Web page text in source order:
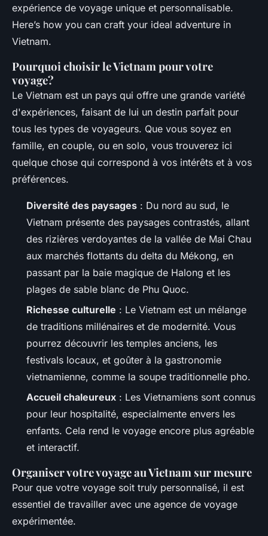
expérience de voyage unique et personnalisable.
Here’s how you can craft your ideal adventure in
Vietnam.
Pourquoi choisir le Vietnam pour votre
voyage?
Le Vietnam est un pays qui offre une grande variété
d'expériences, faisant de lui un destin parfait pour
tous les types de voyageurs. Que vous soyez en
famille, en couple, ou en solo, vous trouverez ici
quelque chose qui correspond à vos intérêts et à vos
préférences.
Diversité des paysages : Du nord au sud, le
Vietnam présente des paysages contrastés, allant
des rizières verdoyantes de la vallée de Mai Chau
aux marchés flottants du delta du Mékong, en
passant par la baie magique de Halong et les
plages de sable blanc de Phu Quoc.
Richesse culturelle : Le Vietnam est un mélange
de traditions millénaires et de modernité. Vous
pourrez découvrir les temples anciens, les
festivals locaux, et goûter à la gastronomie
vietnamienne, comme la soupe traditionnelle pho.
Accueil chaleureux : Les Vietnamiens sont connus
pour leur hospitalité, especialmente envers les
enfants. Cela rend le voyage encore plus agréable
et interactif.
Organiser votre voyage au Vietnam sur mesure
Pour que votre voyage soit truly personnalisé, il est
essentiel de travailler avec une agence de voyage
expérimentée.